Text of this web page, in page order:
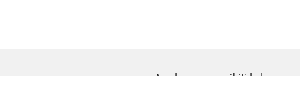
Ayuda para accesibilidad